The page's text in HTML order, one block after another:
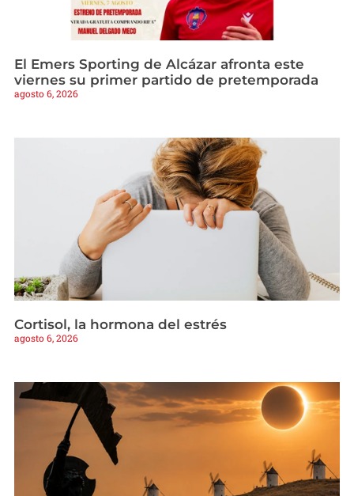
El Emers Sporting de Alcázar afronta este
viernes su primer partido de pretemporada
agosto 6, 2026
Cortisol, la hormona del estrés
agosto 6, 2026